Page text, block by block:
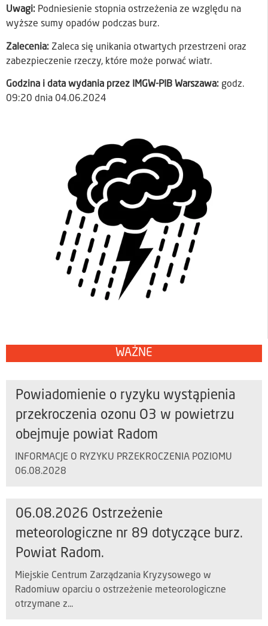
Uwagi: Podniesienie stopnia ostrzeżenia ze względu na
wyższe sumy opadów podczas burz.
Zalecenia: Zaleca się unikania otwartych przestrzeni oraz
zabezpieczenie rzeczy, które może porwać wiatr.
Godzina i data wydania przez IMGW-PIB Warszawa: godz.
09:20 dnia 04.06.2024
WAŻNE
Powiadomienie o ryzyku wystąpienia
przekroczenia ozonu O3 w powietrzu
obejmuje powiat Radom
INFORMACJE O RYZYKU PRZEKROCZENIA POZIOMU
06.08.2028
06.08.2026 Ostrzeżenie
meteorologiczne nr 89 dotyczące burz.
Powiat Radom.
Miejskie Centrum Zarządzania Kryzysowego w
Radomiuw oparciu o ostrzeżenie meteorologiczne
otrzymane z...